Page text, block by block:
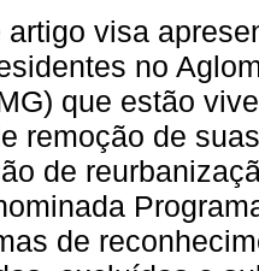
artigo visa
no
que estão
remoção de
de
de